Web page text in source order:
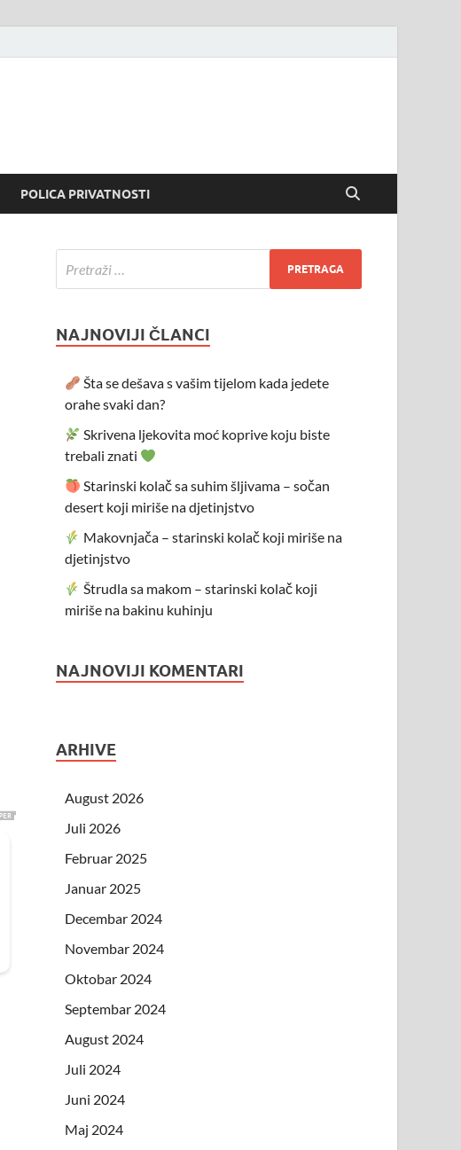
POLICA PRIVATNOSTI
NAJNOVIJI ČLANCI
Šta se dešava s vašim tijelom kada jedete
orahe svaki dan?
Skrivena ljekovita moć koprive koju biste
trebali znati
Starinski kolač sa suhim šljivama – sočan
desert koji miriše na djetinjstvo
Makovnjača – starinski kolač koji miriše na
djetinjstvo
Štrudla sa makom – starinski kolač koji
miriše na bakinu kuhinju
NAJNOVIJI KOMENTARI
ARHIVE
August 2026
Juli 2026
Februar 2025
Januar 2025
Decembar 2024
Novembar 2024
Oktobar 2024
Septembar 2024
August 2024
Juli 2024
Juni 2024
Maj 2024